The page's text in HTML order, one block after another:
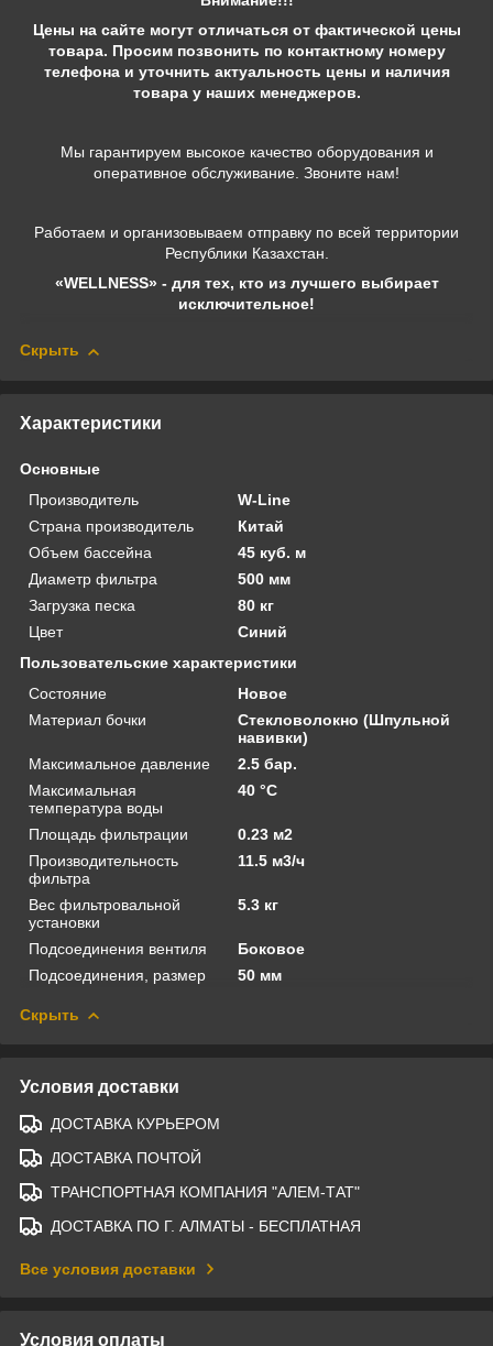
Цены на сайте могут отличаться от фактической цены
товара. Просим позвонить по контактному номеру
телефона и уточнить актуальность цены и наличия
товара у наших менеджеров.
Мы гарантируем высокое качество оборудования и
оперативное обслуживание. Звоните нам!
Работаем и организовываем отправку по всей территории
Республики Казахстан.
«WELLNESS» - для тех, кто из лучшего выбирает
исключительное!
Скрыть
Характеристики
Основные
Производитель
W-Line
Страна производитель
Китай
Объем бассейна
45 куб. м
Диаметр фильтра
500 мм
Загрузка песка
80 кг
Цвет
Синий
Пользовательские характеристики
Состояние
Новое
Материал бочки
Стекловолокно (Шпульной
навивки)
Максимальное давление
2.5 бар.
Максимальная
температура воды
40 °C
Площадь фильтрации
0.23 м2
Производительность
фильтра
11.5 м3/ч
Вес фильтровальной
установки
5.3 кг
Подсоединения вентиля
Боковое
Подсоединения, размер
50 мм
Скрыть
Условия доставки
ДОСТАВКА КУРЬЕРОМ
ДОСТАВКА ПОЧТОЙ
ТРАНСПОРТНАЯ КОМПАНИЯ "АЛЕМ-ТАТ"
ДОСТАВКА ПО Г. АЛМАТЫ - БЕСПЛАТНАЯ
Все условия доставки
Условия оплаты